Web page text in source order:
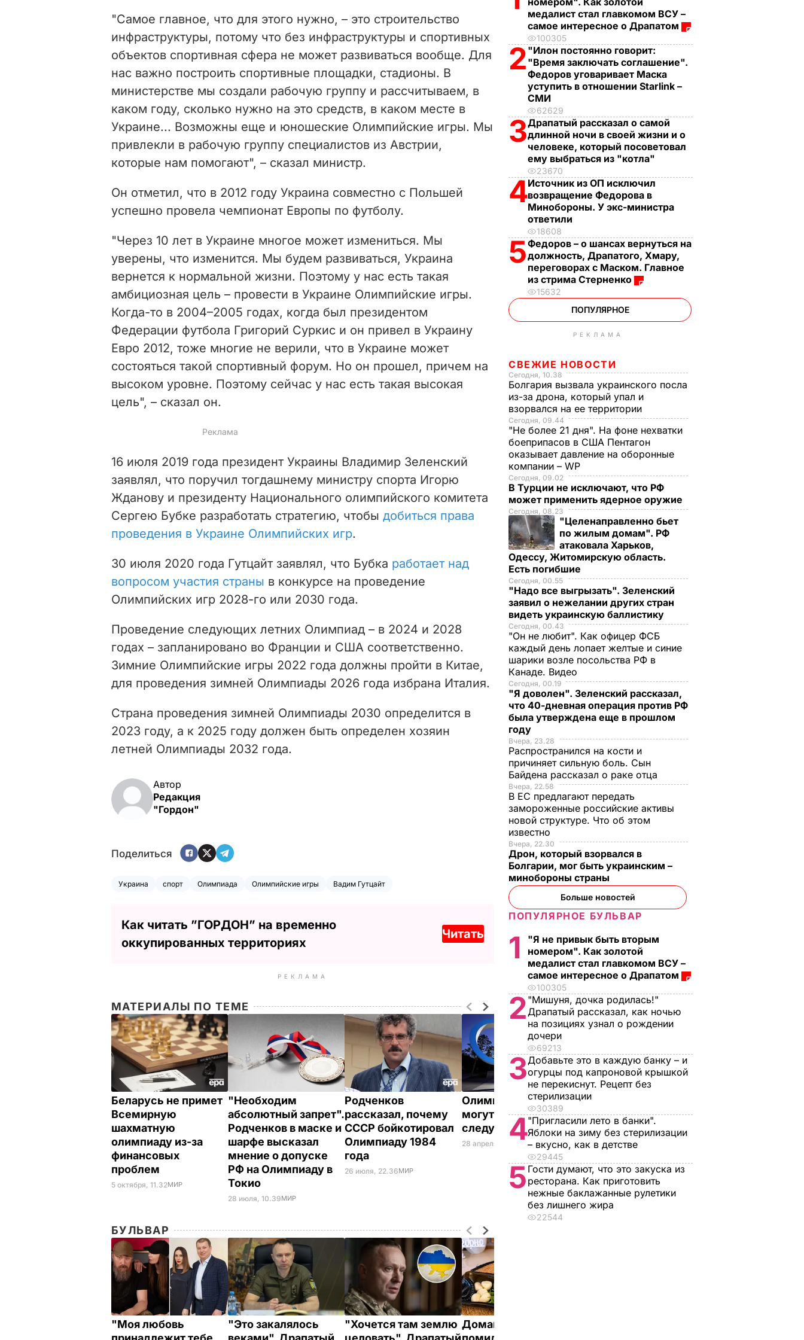
i
d
e
o
"Самое главное, что для этого нужно, – это строительство
инфраструктуры, потому что без инфраструктуры и спортивных
объектов спортивная сфера не может развиваться вообще. Для
нас важно построить спортивные площадки, стадионы. В
министерстве мы создали рабочую группу и рассчитываем, в
каком году, сколько нужно на это средств, в каком месте в
Украине... Возможны еще и юношеские Олимпийские игры. Мы
привлекли в рабочую группу специалистов из Австрии,
которые нам помогают", – сказал министр.
Он отметил, что в 2012 году Украина совместно с Польшей
успешно провела чемпионат Европы по футболу.
"Через 10 лет в Украине многое может измениться. Мы
уверены, что изменится. Мы будем развиваться, Украина
вернется к нормальной жизни. Поэтому у нас есть такая
амбициозная цель – провести в Украине Олимпийские игры.
Когда-то в 2004–2005 годах, когда был президентом
Федерации футбола Григорий Суркис и он привел в Украину
Евро 2012, тоже многие не верили, что в Украине может
состояться такой спортивный форум. Но он прошел, причем на
высоком уровне. Поэтому сейчас у нас есть такая высокая
цель", – сказал он.
16 июля 2019 года президент Украины Владимир Зеленский
заявлял, что поручил тогдашнему министру спорта Игорю
Жданову и президенту Национального олимпийского комитета
Сергею Бубке разработать стратегию, чтобы добиться права
проведения в Украине Олимпийских игр.
30 июля 2020 года Гутцайт заявлял, что Бубка работает над
вопросом участия страны в конкурсе на проведение
Олимпийских игр 2028-го или 2030 года.
Проведение следующих летних Олимпиад – в 2024 и 2028
годах – запланировано во Франции и США соответственно.
Зимние Олимпийские игры 2022 года должны пройти в Китае,
для проведения зимней Олимпиады 2026 года избрана Италия.
Страна проведения зимней Олимпиады 2030 определится в
2023 году, а к 2025 году должен быть определен хозяин
летней Олимпиады 2032 года.
Автор
Редакция
"Гордон"
Поделиться
Украина спорт Олимпиада Олимпийские игры Вадим Гутцайт
Как читать ”ГОРДОН” на временно
оккупированных территориях
Читать
РЕКЛАМА
МАТЕРИАЛЫ ПО ТЕМЕ
Беларусь не примет
Всемирную
шахматную
олимпиаду из-за
финансовых
проблем
5 октября, 11.32МИР
"Необходим
абсолютный запрет".
Родченков в маске и
шарфе высказал
мнение о допуске
РФ на Олимпиаду в
Токио
28 июля, 10.39МИР
Родченков
рассказал, почему
СССР бойкотировал
Олимпиаду 1984
года
26 июля, 22.36МИР
Олимпиаду в Токио
могут перенести и в
следующем году
28 апреля, 13.03 СПОРТ
БУЛЬВАР
"Моя любовь
"Это закалялось
"Хочется там землю Домашние вяленые
медалист стал главкомом ВСУ –
самое интересное о Драпатом
100305
2 "Илон постоянно говорит:
"Время заключать соглашение".
Федоров уговаривает Маска
уступить в отношении Starlink –
СМИ
62629
3Драпатый рассказал о самой
длинной ночи в своей жизни и о
человеке, который посоветовал
ему выбраться из "котла"
23670
4Источник из ОП исключил
возвращение Федорова в
Минобороны. У экс-министра
ответили
18608
5Федоров – о шансах вернуться на
должность, Драпатого, Хмару,
переговорах с Маском. Главное
из стрима Стерненко
15632
ПОПУЛЯРНОЕ
РЕКЛАМА
СВЕЖИЕ НОВОСТИ
Сегодня, 10.38
Болгария вызвала украинского посла
из-за дрона, который упал и
взорвался на ее территории
Сегодня, 09.44
"Не более 21 дня". На фоне нехватки
боеприпасов в США Пентагон
оказывает давление на оборонные
компании – WP
Сегодня, 09.02
В Турции не исключают, что РФ
может применить ядерное оружие
Сегодня, 08.23
"Целенаправленно бьет
по жилым домам". РФ
атаковала Харьков,
Одессу, Житомирскую область.
Есть погибшие
Сегодня, 00.55
"Надо все выгрызать". Зеленский
заявил о нежелании других стран
видеть украинскую баллистику
Сегодня, 00.43
"Он не любит". Как офицер ФСБ
каждый день лопает желтые и синие
шарики возле посольства РФ в
Канаде. Видео
Сегодня, 00.19
"Я доволен". Зеленский рассказал,
что 40-дневная операция против РФ
была утверждена еще в прошлом
году
Вчера, 23.28
Распространился на кости и
причиняет сильную боль. Сын
Байдена рассказал о раке отца
Вчера, 22.58
В ЕС предлагают передать
замороженные российские активы
новой структуре. Что об этом
известно
Вчера, 22.30
Дрон, который взорвался в
Болгарии, мог быть украинским –
минобороны страны
Больше новостей
ПОПУЛЯРНОЕ БУЛЬВАР
1
"Я не привык быть вторым
номером". Как золотой
медалист стал главкомом ВСУ –
самое интересное о Драпатом
100305
2 "Мишуня, дочка родилась!"
Драпатый рассказал, как ночью
на позициях узнал о рождении
дочери
69213
3Добавьте это в каждую банку – и
огурцы под капроновой крышкой
не перекиснут. Рецепт без
стерилизации
30389
4"Пригласили лето в банки".
Яблоки на зиму без стерилизации
– вкусно, как в детстве
29445
5 Гости думают, что это закуска из
ресторана. Как приготовить
нежные баклажанные рулетики
без лишнего жира
22544